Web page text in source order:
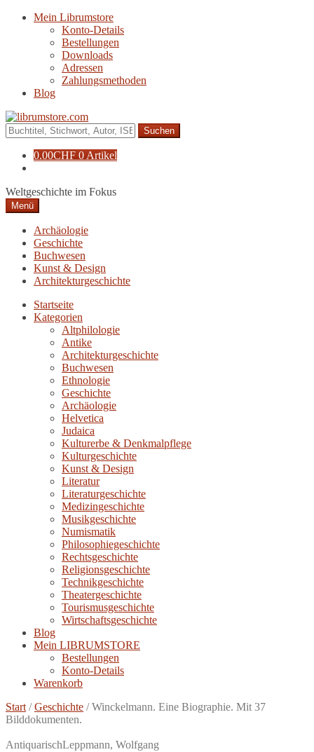
Navigation
Zum
Mein Librumstore
Konto-Details
Bestellungen
Downloads
Adressen
Zahlungsmethoden
Blog
Suche
nach:
0.00CHF 0 Artikel
Weltgeschichte im Fokus
Menü
Archäologie
Geschichte
Buchwesen
Kunst & Design
Architekturgeschichte
Startseite
Kategorien
Altphilologie
Antike
Architekturgeschichte
Buchwesen
Ethnologie
Geschichte
Archäologie
Helvetica
Judaica
Kulturerbe & Denkmalpflege
Kulturgeschichte
Kunst & Design
Literatur
Literaturgeschichte
Medizingeschichte
Musikgeschichte
Numismatik
Philosophiegeschichte
Rechtsgeschichte
Religionsgeschichte
Technikgeschichte
Theatergeschichte
Tourismusgeschichte
Wirtschaftsgeschichte
Blog
Mein LIBRUMSTORE
Bestellungen
Konto-Details
Warenkorb
Start /Geschichte /Winckelmann. Eine Biographie. Mit 37
Bilddokumenten.
AntiquarischLeppmann, Wolfgang